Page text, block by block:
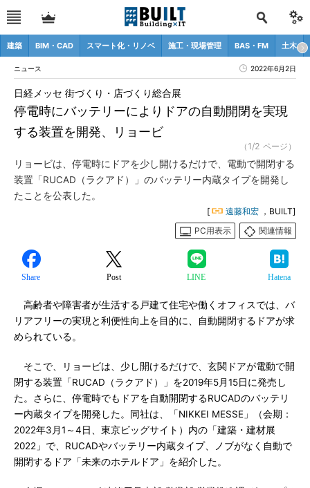
建築 BIM・CAD スマート化・リノベ 施工・現場管理 BAS・FM 土木
ニュース 2022年6月2日
停電時にバッテリーによりドアの自動開閉を実現
する装置を開発、リョービ
日経メッセ 街づくり・店づくり総合展
（1/2 ページ）
リョービは、停電時にドアを少し開けるだけで、電動で開閉する
装置「RUCAD（ラクアド）」のバッテリー内蔵タイプを開発し
たことを公表した。
[ 遠藤和宏 ，BUILT]
PC用表示
関連情報
Share Post LINE Hatena
高齢者や障害者が生活する戸建て住宅や働くオフィスでは、バ
リアフリーの実現と利便性向上を目的に、自動開閉するドアが求
められている。
そこで、リョービは、少し開けるだけで、玄関ドアが電動で開
閉する装置「RUCAD（ラクアド）」を2019年5月15日に発売し
た。さらに、停電時でもドアを自動開閉するRUCADのバッテリ
ー内蔵タイプを開発した。同社は、「NIKKEI MESSE」（会期：
2022年3月1～4日、東京ビッグサイト）内の「建築・建材展
2022」で、RUCADやバッテリー内蔵タイプ、ノブがなく自動で
開閉するドア「未来のホテルドア」を紹介した。